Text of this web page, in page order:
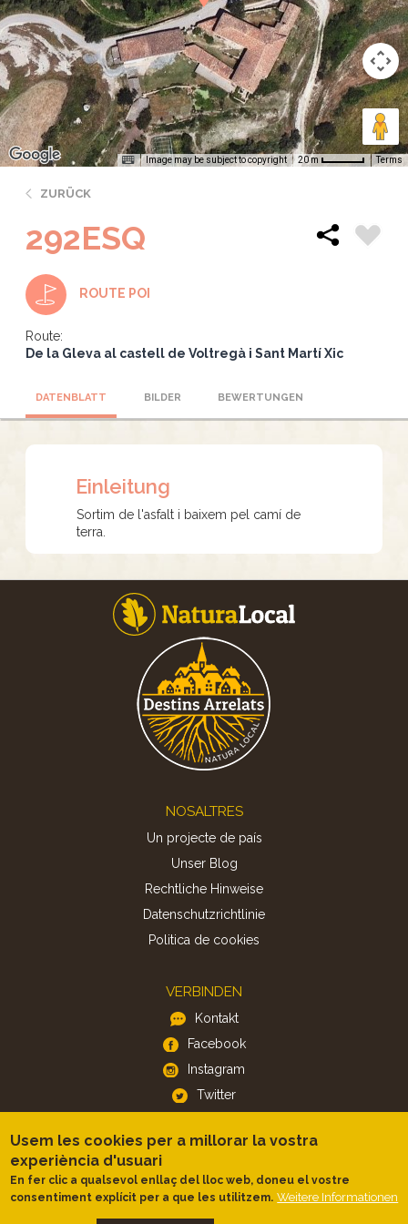
Image may be subject to copyright 20 m Terms
ZURÜCK
292ESQ
ROUTE POI
Route:
De la Gleva al castell de Voltregà i Sant Martí Xic
DATENBLATT BILDER BEWERTUNGEN
Einleitung
Sortim de l'asfalt i baixem pel camí de
terra.
NOSALTRES
Un projecte de país
Unser Blog
Rechtliche Hinweise
Datenschutzrichtlinie
Politica de cookies
VERBINDEN
Kontakt
Facebook
Instagram
Twitter
APP
iOS
Android
Usem les cookies per a millorar la vostra
experiència d'usuari
En fer clic a qualsevol enllaç del lloc web, doneu el vostre
consentiment explícit per a que les utilitzem. Weitere Informationen